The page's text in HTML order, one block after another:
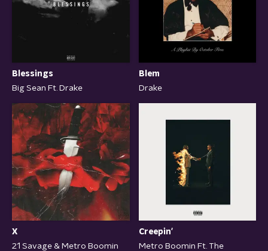
Blessings
Big Sean Ft. Drake
Blem
Drake
X
21 Savage & Metro Boomin
Creepin'
Metro Boomin Ft. The